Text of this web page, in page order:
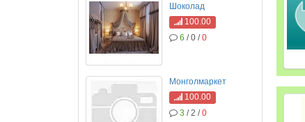
Шоколад
100.00
6 / 0 /0
Монголмаркет
100.00
3 / 2 /0